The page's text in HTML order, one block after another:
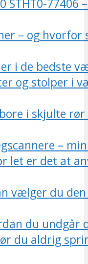
‎STHT0-77406
– og hvorfor
i de bedste
og stolper i
i skjulte
–
let er det at
vælger du
du undgår
du aldrig